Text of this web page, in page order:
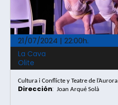
21/07/2024 | 22:00h.
La Cava
Olite
Cultura i Conflicte y Teatre de l’Aurora
Dirección: Joan Arqué Solà